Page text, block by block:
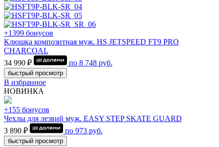
+1399 бонусов
Клюшка композитная муж. HS JETSPEED FT9 PRO
CHARCOAL
34 990 ₽
по 8 748 руб.
быстрый просмотр
В избранное
НОВИНКА
+155 бонусов
Чехлы для лезвий муж. EASY STEP SKATE GUARD
3 890 ₽
по 973 руб.
быстрый просмотр